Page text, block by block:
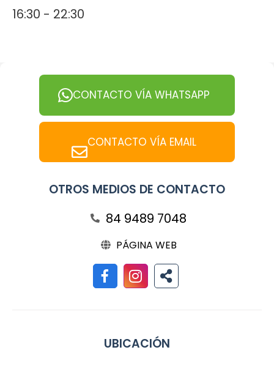
16:30 - 22:30
CONTACTO VÍA WHATSAPP
CONTACTO VÍA EMAIL
OTROS MEDIOS DE CONTACTO
84 9489 7048
PÁGINA WEB
UBICACIÓN